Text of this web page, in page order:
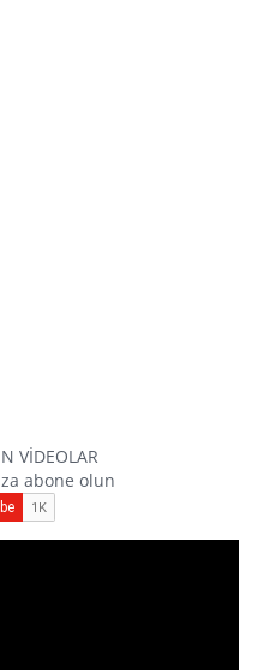
VİDEOLAR
abone olun